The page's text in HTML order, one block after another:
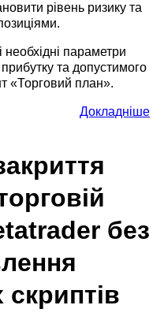
рівень ризику та
параметри
та допустимого
«Торговий план».
Докладніше
без